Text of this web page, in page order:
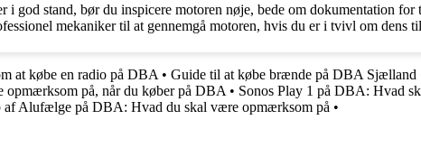
god stand, bør du inspicere motoren nøje, bede om dokumentation
mekaniker til at gennemgå motoren, hvis du er i tvivl om dens
at købe en radio på DBA • Guide til at købe brænde på DBA Sjælland
på, når du køber på DBA • Sonos Play 1 på DBA: Hvad
Alufælge på DBA: Hvad du skal være opmærksom på •